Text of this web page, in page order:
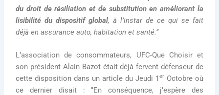
du droit de résiliation et de substitution en améliorant la
lisibilité du dispositif global, à l’instar de ce qui se fait
déjà en assurance auto, habitation et santé.’’
L’association de consommateurs, UFC-Que Choisir et
son président Alain Bazot était déjà fervent défenseur de
cette disposition dans un article du Jeudi 1erOctobre où
ce dernier disait : ‘’En conséquence, j’espère des